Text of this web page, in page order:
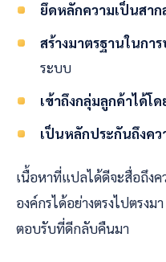
ยึดหลักความเป็นสาก
สร้างมาตรฐานในกา
ระบบ
เข้าถึงกลุ่มลูกค้าได้โด
เป็นหลักประกันถึงค
เนื้อหาที่แปลได้ดีจะสื่อถึง
องค์กรได้อย่างตรงไปตรงม
ตอบรับที่ดีกลับคืนมา